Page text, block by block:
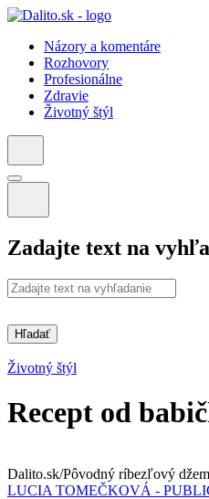
Názory a komentáre
Rozhovory
Profesionálne
Zdravie
Životný štýl
Zadajte text na
Hľadať
Životný štýl
Recept od
Dalito.sk/Pôvodný ríbezľový
LUCIA TOMEČKOVÁ -